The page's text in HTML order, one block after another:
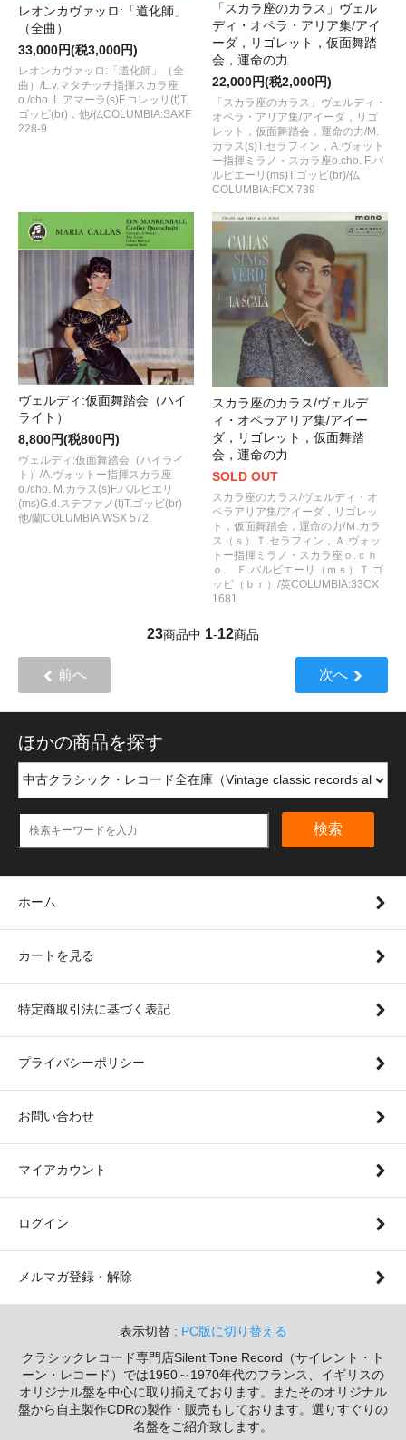
レオンカヴァッロ:「道化師」
（全曲）
33,000円(税3,000円)
レオンカヴァッロ:「道化師」（全
曲）/L.v.マタチッチ指揮スカラ座
o./cho. L.アマーラ(s)F.コレッリ(t)T.
ゴッビ(br)，他/仏COLUMBIA:SAXF
228-9
「スカラ座のカラス」ヴェル
ディ・オペラ・アリア集/アイ
ーダ，リゴレット，仮面舞踏
会，運命の力
22,000円(税2,000円)
「スカラ座のカラス」ヴェルディ・
オペラ・アリア集/アイーダ，リゴ
レット，仮面舞踏会，運命の力/M.
カラス(s)T.セラフィン，A.ヴォット
ー指揮ミラノ・スカラ座o.cho. F.バ
ルビエーリ(ms)T.ゴッビ(br)/仏
COLUMBIA:FCX 739
ヴェルディ:仮面舞踏会（ハイ
ライト）
8,800円(税800円)
ヴェルディ:仮面舞踏会（ハイライ
ト）/A.ヴォットー指揮スカラ座
o./cho. M.カラス(s)F.バルビエリ
(ms)G.d.ステファノ(t)T.ゴッビ(br)
他/蘭COLUMBIA:WSX 572
スカラ座のカラス/ヴェルデ
ィ・オペラアリア集/アイー
ダ，リゴレット，仮面舞踏
会，運命の力
SOLD OUT
スカラ座のカラス/ヴェルディ・オ
ペラアリア集/アイーダ，リゴレッ
ト，仮面舞踏会，運命の力/Ｍ.カラ
ス（ｓ）Ｔ.セラフィン，Ａ.ヴォッ
トー指揮ミラノ・スカラ座ｏ.ｃｈ
ｏ. Ｆ.バルビエーリ（ｍｓ）Ｔ.ゴ
ッビ（ｂｒ）/英COLUMBIA:33CX
1681
23商品中 1-12商品
前へ 次へ
ほかの商品を探す
検索
ホーム
カートを見る
特定商取引法に基づく表記
プライバシーポリシー
お問い合わせ
マイアカウント
ログイン
メルマガ登録・解除
表示切替 : PC版に切り替える
クラシックレコード専門店Silent Tone Record（サイレント・ト
ーン・レコード）では1950～1970年代のフランス、イギリスの
オリジナル盤を中心に取り揃えております。またそのオリジナル
盤から自主製作CDRの製作・販売もしております。選りすぐりの
名盤をご紹介致します。